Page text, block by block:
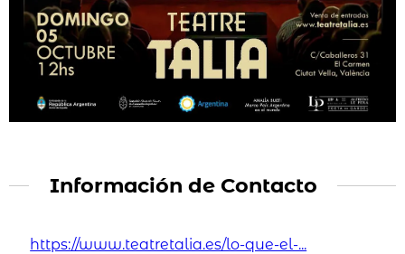
Información de Contacto
https://www.teatretalia.es/lo-que-el-...